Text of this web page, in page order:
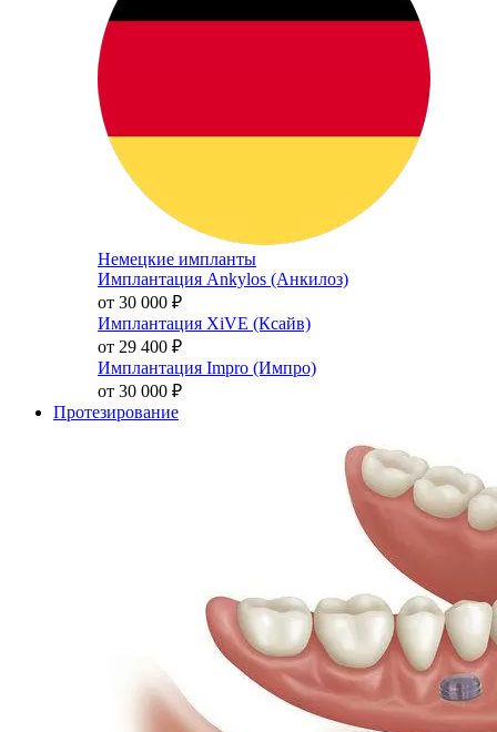
Немецкие импланты
Имплантация Ankylos (Анкилоз)
от 30 000 ₽
Имплантация XiVE (Ксайв)
от 29 400 ₽
Имплантация Impro (Импро)
от 30 000 ₽
Протезирование